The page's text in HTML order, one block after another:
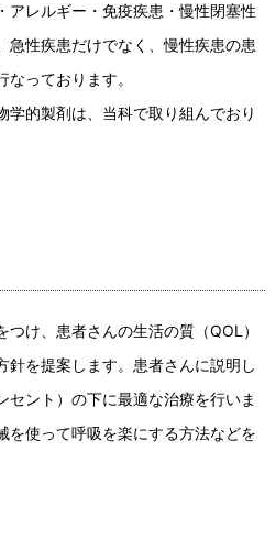
アレルギー・免疫疾患・慢性閉塞性
急性疾患だけでなく、慢性疾患の患
っております。
学的製剤は、当科で取り組んでおり
け、患者さんの生活の質（QOL）
針を提案します。患者さんに説明し
セント）の下に最適な治療を行いま
を使って呼吸を楽にする方法などを